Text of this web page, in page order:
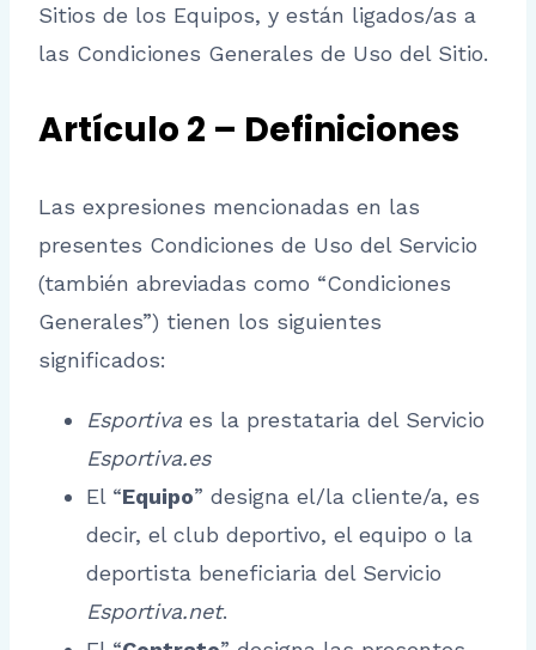
Sitios de los Equipos, y están ligados/as a
las Condiciones Generales de Uso del Sitio.
Artículo 2 – Definiciones
Las expresiones mencionadas en las
presentes Condiciones de Uso del Servicio
(también abreviadas como “Condiciones
Generales”) tienen los siguientes
significados:
Esportiva es la prestataria del Servicio
Esportiva.es
El “Equipo” designa el/la cliente/a, es
decir, el club deportivo, el equipo o la
deportista beneficiaria del Servicio
Esportiva.net.